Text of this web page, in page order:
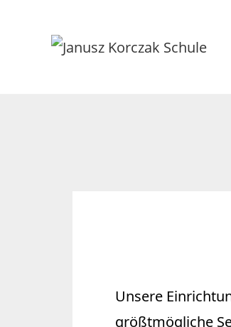
Unsere
größtmögliche